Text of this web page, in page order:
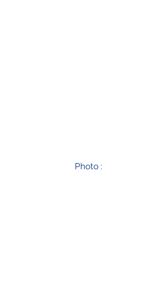
Photo :